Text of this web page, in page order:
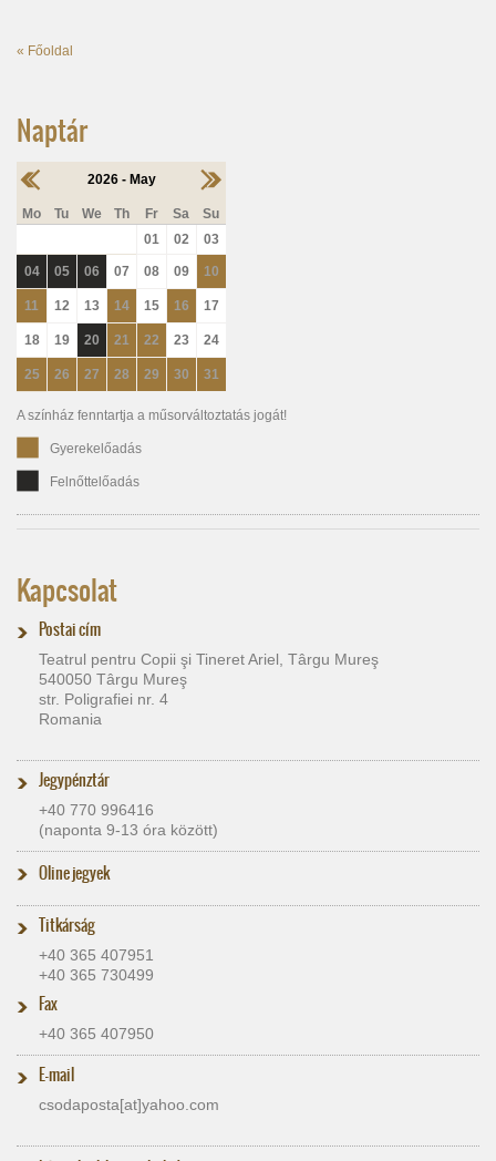
Naptár
2026 - May
Mo Tu We Th Fr Sa
Su
01
02 03
04 05 06 07 08 09 10
11 12 13 14 15 16 17
18 19 20 21 22 23 24
25 26 27 28 29 30 31
A színház fenntartja a műsorváltoztatás jogát!
Gyerekelőadás
Felnőttelőadás
« Főoldal
Kapcsolat
Postai cím
Teatrul pentru Copii şi Tineret Ariel, Târgu Mureş
540050 Târgu Mureş
str. Poligrafiei nr. 4
Romania
Jegypénztár
+40 770 996416
(naponta 9-13 óra között)
Oline jegyek
Titkárság
+40 365 407951
+40 365 730499
Fax
+40 365 407950
E-mail
csodaposta[at]​yahoo.com